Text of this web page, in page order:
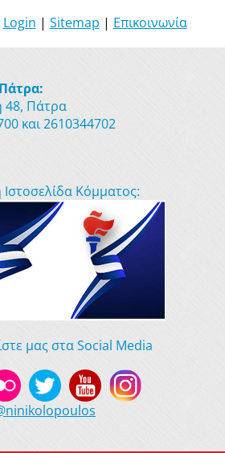
Login | Sitemap | Επικοινωνία
48, Πάτρα
και 2610344702
Ιστοσελίδα Κόμματος:
μας στα Social Media